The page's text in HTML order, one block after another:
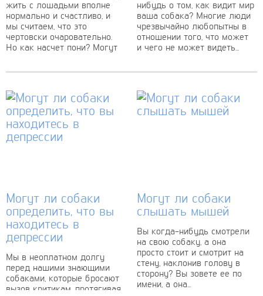
жить с лошадьми вполне
нормально и счастливо, и
мы считаем, что это
чертовски очаровательно.
Но как насчет пони? Могут
нибудь о том, как видит мир
ваша собака? Многие люди
чрезвычайно любопытны в
отношении того, что может
и чего не может видеть...
Могут ли собаки
определить, что вы
находитесь в
депрессии
Мы в неоплатном долгу
перед нашими знающими
собаками, которые бросают
вызов критикам, протягивая
Могут ли собаки
слышать мышей
Вы когда-нибудь смотрели
на свою собаку, а она
просто стоит и смотрит на
стену, наклонив голову в
сторону? Вы зовете ее по
имени, а она...